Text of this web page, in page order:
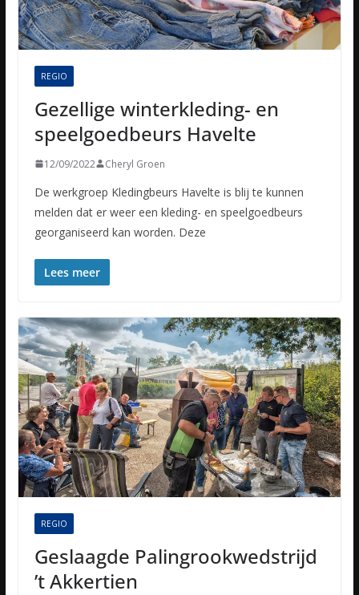
REGIO
Gezellige winterkleding- en
speelgoedbeurs Havelte
12/09/2022 Cheryl Groen
De werkgroep Kledingbeurs Havelte is blij te kunnen
melden dat er weer een kleding- en speelgoedbeurs
georganiseerd kan worden. Deze
Lees meer
REGIO
Geslaagde Palingrookwedstrijd
’t Akkertien